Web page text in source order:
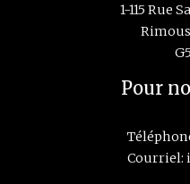
1-115 Rue
Pour
Courriel: